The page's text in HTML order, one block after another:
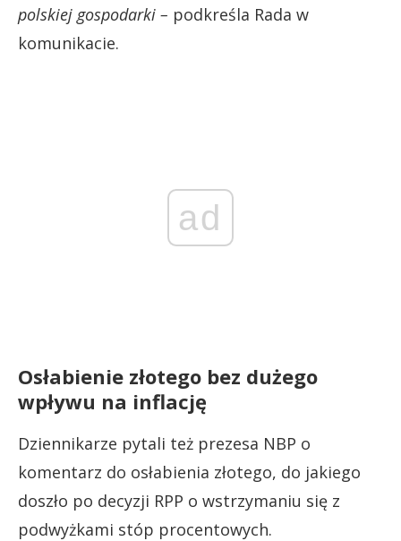
polskiej gospodarki – podkreśla Rada w
komunikacie.
ad
Osłabienie złotego bez dużego
wpływu na inflację
Dziennikarze pytali też prezesa NBP o
komentarz do osłabienia złotego, do jakiego
doszło po decyzji RPP o wstrzymaniu się z
podwyżkami stóp procentowych.